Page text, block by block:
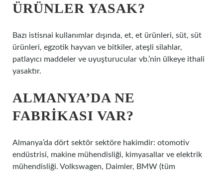
ÜRÜNLER YASAK?
Bazı istisnai kullanımlar dışında, et, et ürünleri, süt, süt
ürünleri, egzotik hayvan ve bitkiler, ateşli silahlar,
patlayıcı maddeler ve uyuşturucular vb.’nin ülkeye ithali
yasaktır.
ALMANYA’DA NE
FABRIKASI VAR?
Almanya’da dört sektör sektöre hakimdir: otomotiv
endüstrisi, makine mühendisliği, kimyasallar ve elektrik
mühendisliği. Volkswagen, Daimler, BMW (tüm